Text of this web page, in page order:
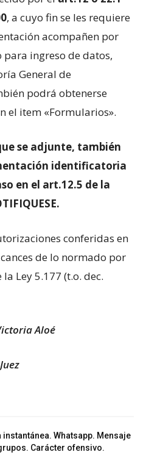
, a cuyo fin se les requiere
acompañen por
ingreso de datos,
General de
podrá obtenerse
el item «Formularios».
se adjunte, también
identificatoria
en el art.12.5 de la
conferidas en
de lo normado por
Ley 5.177 (t.o. dec.
Aloé
Juez
instantánea. Whatsapp. Mensaje
Carácter ofensivo.